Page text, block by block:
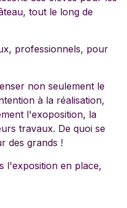
tout le long de
professionnels, pour
non seulement le
à la réalisation,
l'exoposition, la
travaux. De quoi se
des grands !
l'exposition en place,